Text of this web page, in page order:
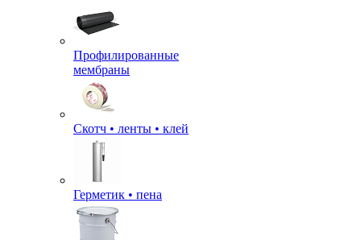
Профилированные
мембраны
Скотч • ленты • клей
Герметик • пена